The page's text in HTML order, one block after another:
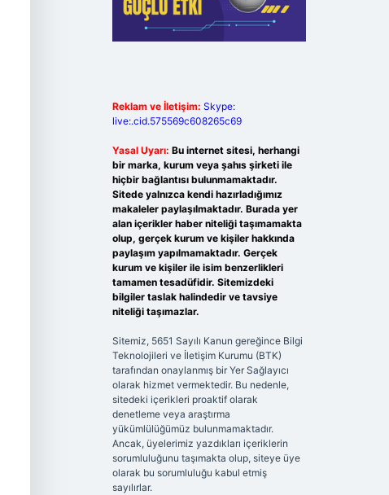
Reklam ve İletişim: Skype:
live:.cid.575569c608265c69
Yasal Uyarı: Bu internet sitesi, herhangi
bir marka, kurum veya şahıs şirketi ile
hiçbir bağlantısı bulunmamaktadır.
Sitede yalnızca kendi hazırladığımız
makaleler paylaşılmaktadır. Burada yer
alan içerikler haber niteliği taşımamakta
olup, gerçek kurum ve kişiler hakkında
paylaşım yapılmamaktadır. Gerçek
kurum ve kişiler ile isim benzerlikleri
tamamen tesadüfidir. Sitemizdeki
bilgiler taslak halindedir ve tavsiye
niteliği taşımazlar.
Sitemiz, 5651 Sayılı Kanun gereğince Bilgi
Teknolojileri ve İletişim Kurumu (BTK)
tarafından onaylanmış bir Yer Sağlayıcı
olarak hizmet vermektedir. Bu nedenle,
sitedeki içerikleri proaktif olarak
denetleme veya araştırma
yükümlülüğümüz bulunmamaktadır.
Ancak, üyelerimiz yazdıkları içeriklerin
sorumluluğunu taşımakta olup, siteye üye
olarak bu sorumluluğu kabul etmiş
sayılırlar.